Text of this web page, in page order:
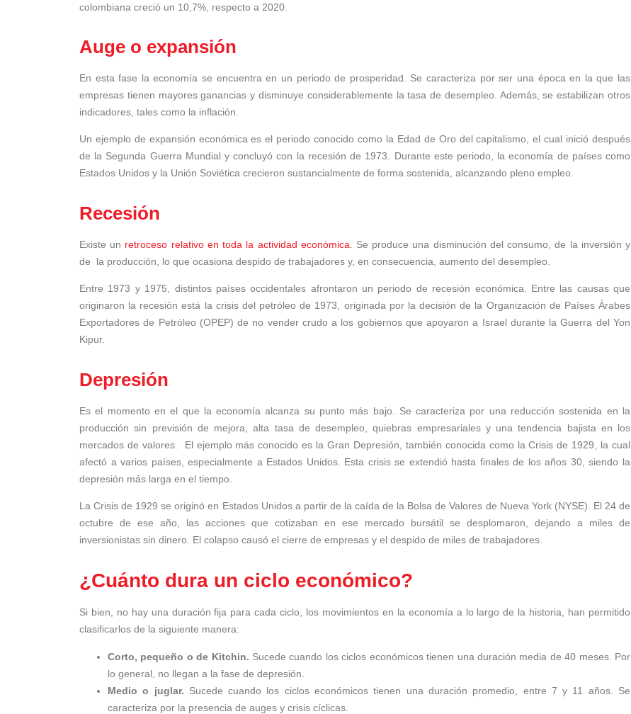
colombiana creció un 10,7%, respecto a 2020.
Auge o expansión
En esta fase la economía se encuentra en un periodo de prosperidad. Se caracteriza por ser una época en la que las
empresas tienen mayores ganancias y disminuye considerablemente la tasa de desempleo. Además, se estabilizan otros
indicadores, tales como la inflación.
Un ejemplo de expansión económica es el periodo conocido como la Edad de Oro del capitalismo, el cual inició después
de la Segunda Guerra Mundial y concluyó con la recesión de 1973. Durante este periodo, la economía de países como
Estados Unidos y la Unión Soviética crecieron sustancialmente de forma sostenida, alcanzando pleno empleo.
Recesión
Existe un retroceso relativo en toda la actividad económica . Se produce una disminución del consumo, de la inversión y
de la producción, lo que ocasiona despido de trabajadores y, en consecuencia, aumento del desempleo.
Entre 1973 y 1975, distintos países occidentales afrontaron un periodo de recesión económica. Entre las causas que
originaron la recesión está la crisis del petróleo de 1973, originada por la decisión de la Organización de Países Árabes
Exportadores de Petróleo (OPEP) de no vender crudo a los gobiernos que apoyaron a Israel durante la Guerra del Yon
Kipur.
Depresión
Es el momento en el que la economía alcanza su punto más bajo. Se caracteriza por una reducción sostenida en la
producción sin previsión de mejora, alta tasa de desempleo, quiebras empresariales y una tendencia bajista en los
mercados de valores.
El ejemplo más conocido es la Gran Depresión, también conocida como la Crisis de 1929, la cual
afectó a varios países, especialmente a Estados Unidos. Esta crisis se extendió hasta finales de los años 30, siendo la
depresión más larga en el tiempo.
La Crisis de 1929 se originó en Estados Unidos a partir de la caída de la Bolsa de Valores de Nueva York (NYSE). El 24 de
octubre de ese año, las acciones que cotizaban en ese mercado bursátil se desplomaron, dejando a miles de
inversionistas sin dinero. El colapso causó el cierre de empresas y el despido de miles de trabajadores.
¿Cuánto dura un ciclo económico?
Si bien, no hay una duración fija para cada ciclo, los movimientos en la economía a lo largo de la historia, han permitido
clasificarlos de la siguiente manera:
Corto, pequeño o de Kitchin. Sucede cuando los ciclos económicos tienen una duración media de 40 meses. Por
lo general, no llegan a la fase de depresión.
Medio o juglar. Sucede cuando los ciclos económicos tienen una duración promedio, entre 7 y 11 años. Se
caracteriza por la presencia de auges y crisis cíclicas.